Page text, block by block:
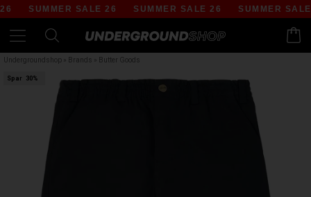
SUMMER SALE 26 SUMMER SALE 26 SUMMER SALE
Undergroundshop Brands Butter Goods
Spar 30%